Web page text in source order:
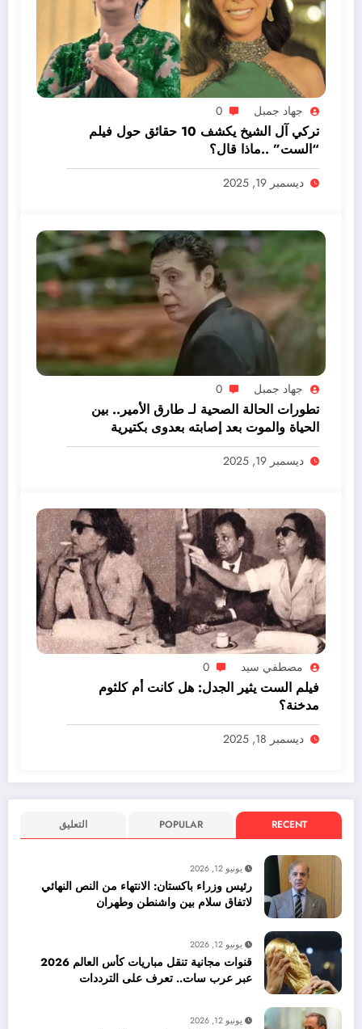
جهاد جمبل 0
تركي آل الشيخ يكشف 10 حقائق حول فيلم
“الست” ..ماذا قال؟
ديسمبر 19, 2025
جهاد جمبل 0
تطورات الحالة الصحية لـ طارق الأمير.. بين
الحياة والموت بعد إصابته بعدوى بكتيرية
ديسمبر 19, 2025
مصطفي سيد 0
فيلم الست يثير الجدل: هل كانت أم كلثوم
مدخنة؟
ديسمبر 18, 2025
RECENT
POPULAR التعليق
يونيو 12, 2026
رئيس وزراء باكستان: الانتهاء من النص النهائي
لاتفاق سلام بين واشنطن وطهران
يونيو 12, 2026
قنوات مجانية تنقل مباريات كأس العالم 2026
عبر عرب سات.. تعرف على الترددات
يونيو 12, 2026